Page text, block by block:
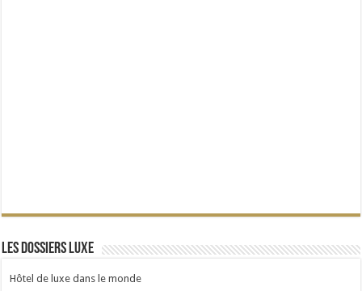
Les dossiers Luxe
Hôtel de luxe dans le monde